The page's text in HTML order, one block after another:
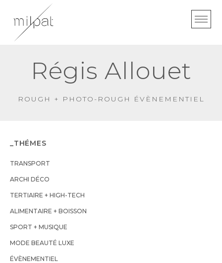
content
Régis Allouet
ROUGH + PHOTO-ROUGH ÉVÈNEMENTIEL
_THÉMES
TRANSPORT
ARCHI DÉCO
TERTIAIRE + HIGH-TECH
ALIMENTAIRE + BOISSON
SPORT + MUSIQUE
MODE BEAUTÉ LUXE
ÉVÈNEMENTIEL